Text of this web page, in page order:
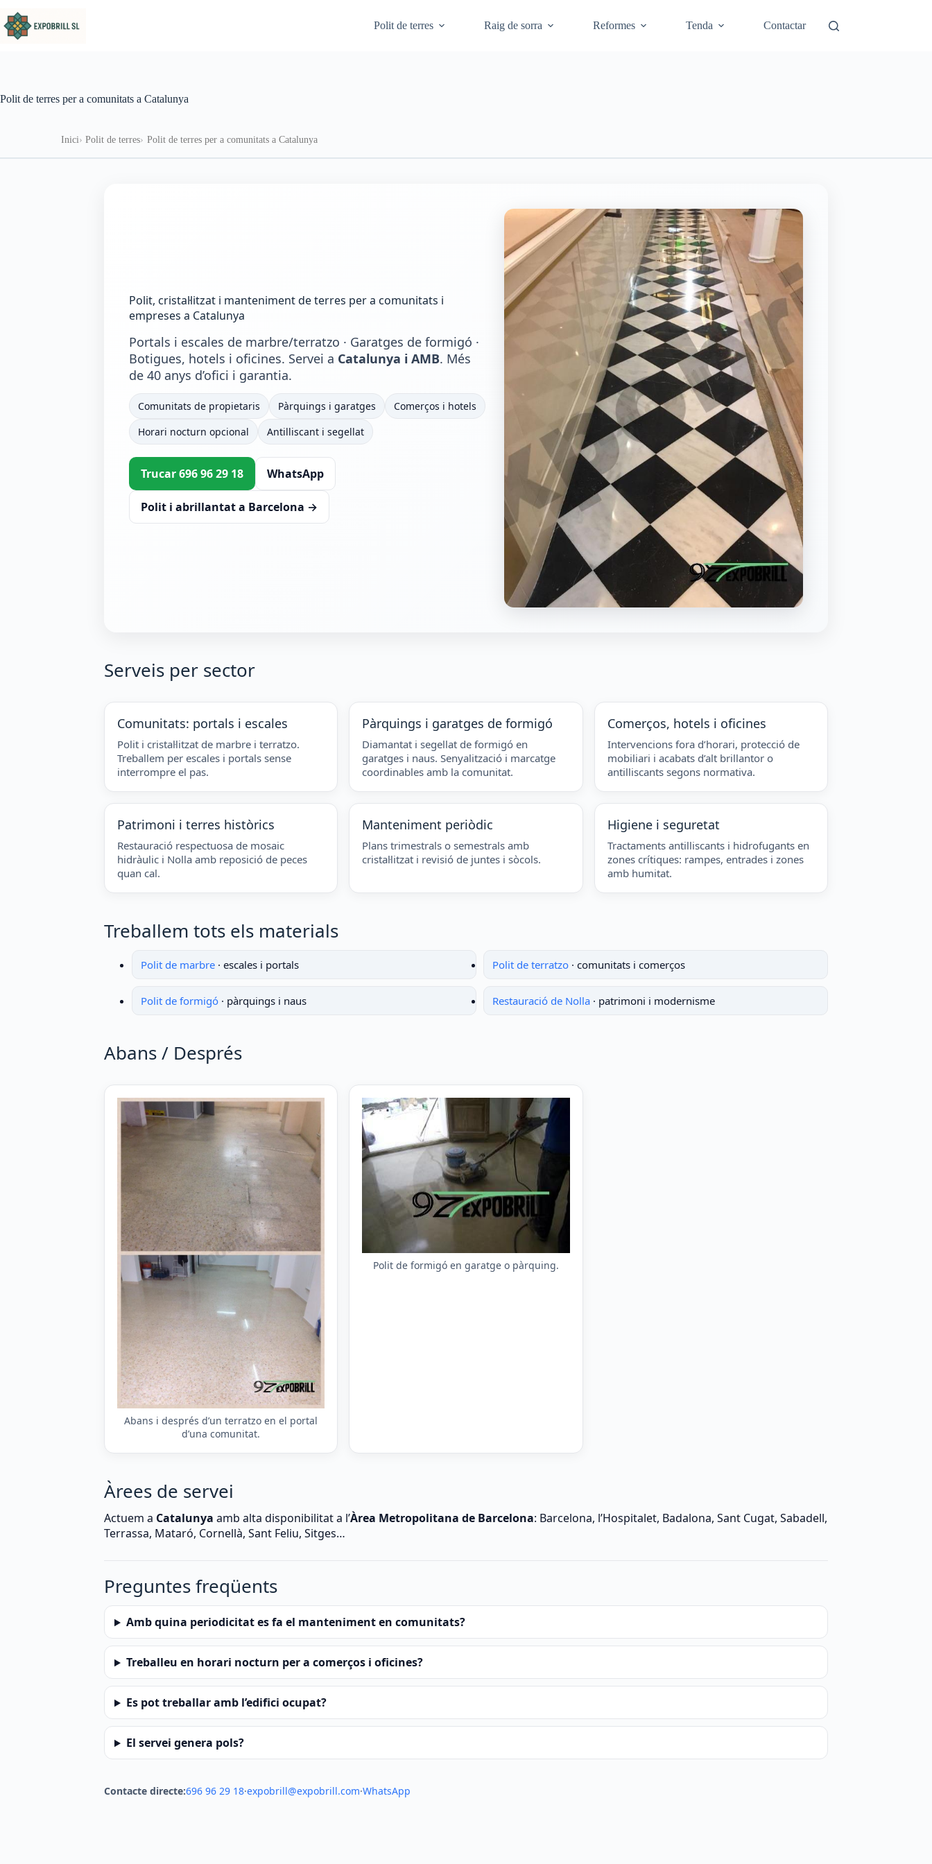
Polit de terres
Raig de sorra Reformes Tenda Contactar
Polit de terres per a comunitats a Catalunya
Inici Polit de terres Polit de terres per a comunitats a Catalunya
Polit, cristal·litzat i manteniment de terres per a comunitats i
empreses a Catalunya
Portals i escales de marbre/terratzo · Garatges de formigó ·
Botigues, hotels i oficines. Servei a Catalunya i AMB. Més
de 40 anys d’ofici i garantia.
Comunitats de propietaris Pàrquings i garatges
Comerços i hotels
Horari nocturn opcional
Antilliscant i segellat
Trucar 696 96 29 18 WhatsApp
Polit i abrillantat a Barcelona →
Serveis per sector
Comunitats: portals i escales
Polit i cristal·litzat de marbre i terratzo.
Treballem per escales i portals sense
interrompre el pas.
Pàrquings i garatges de formigó
Diamantat i segellat de formigó en
garatges i naus. Senyalització i marcatge
coordinables amb la comunitat.
Comerços, hotels i oficines
Intervencions fora d’horari, protecció de
mobiliari i acabats d’alt brillantor o
antilliscants segons normativa.
Patrimoni i terres històrics
Restauració respectuosa de mosaic
hidràulic i Nolla amb reposició de peces
quan cal.
Manteniment periòdic
Plans trimestrals o semestrals amb
cristal·litzat i revisió de juntes i sòcols.
Higiene i seguretat
Tractaments antilliscants i hidrofugants en
zones crítiques: rampes, entrades i zones
amb humitat.
Treballem tots els materials
Polit de marbre · escales i portals Polit de terratzo · comunitats i comerços
Polit de formigó · pàrquings i naus Restauració de Nolla · patrimoni i modernisme
Abans / Després
Abans i després d’un terratzo en el portal
d’una comunitat.
Polit de formigó en garatge o pàrquing.
Àrees de servei
Actuem a Catalunya amb alta disponibilitat a l’Àrea Metropolitana de Barcelona: Barcelona, l’Hospitalet, Badalona, Sant Cugat, Sabadell,
Terrassa, Mataró, Cornellà, Sant Feliu, Sitges…
Preguntes freqüents
Amb quina periodicitat es fa el manteniment en comunitats?
Treballeu en horari nocturn per a comerços i oficines?
Es pot treballar amb l’edifici ocupat?
El servei genera pols?
Contacte directe:696 96 29 18·expobrill@expobrill.com·WhatsApp